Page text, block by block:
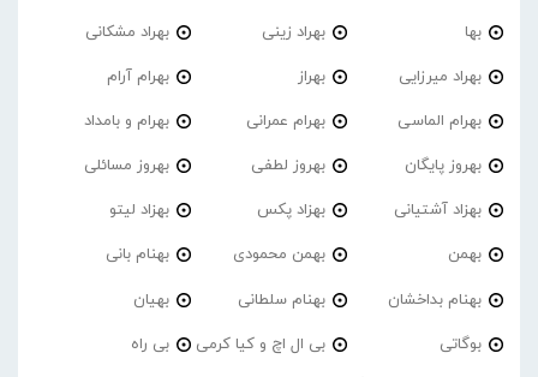
بها بهراد زینی بهراد مشکانی
بهراد میرزایی بهراز بهرام آرام
بهرام الماسی بهرام عمرانی بهرام و بامداد
بهروز پایگان بهروز لطفی بهروز مسائلی
بهزاد آشتیانی بهزاد پکس بهزاد لیتو
بهمن بهمن محمودی بهنام بانی
بهنام بداخشان بهنام سلطانی بهیان
بوگاتی بی ال اچ و کیا کرمی بی راه